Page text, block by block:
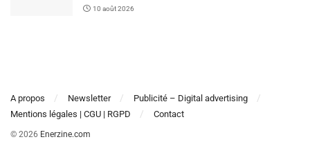
10 août 2026
A propos Newsletter
Publicité – Digital advertising
Mentions légales | CGU | RGPD
Contact
© 2026 Enerzine.com